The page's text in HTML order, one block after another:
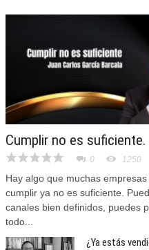
Cumplir no es
0 1250
Hay algo que muchas
cumplir ya no es suficiente.
canales bien definidos, puedes
todo...
¿Ya estás